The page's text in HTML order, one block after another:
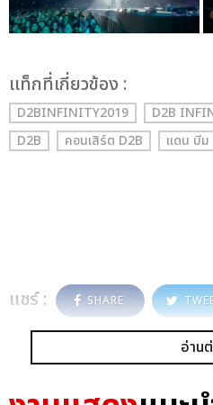
เเท็กที่เกี่ยวข้อง :
D2BINFINITY2019
D2B
D2B
คอนเสิร์ต D2B แดน บีม
แชร์ : SHARE
อ่าน